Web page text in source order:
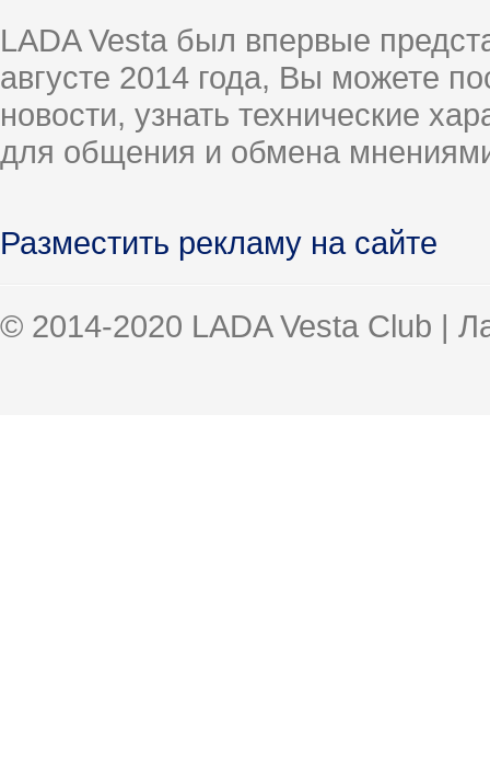
LADA Vesta был впервые
августе 2014 года, Вы можете
новости, узнать технические
для общения и обмена
Разместить рекламу на сайте
© 2014-2020 LADA Vesta Club |